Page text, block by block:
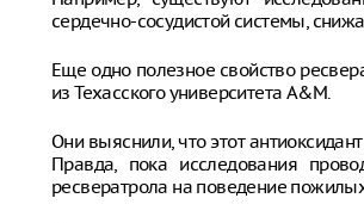
сердечно-сосудистой системы,
Еще одно полезное свойство
из Техасского университета A&M.
Они выяснили, что этот
Правда, пока исследования
ресвератрола на поведение